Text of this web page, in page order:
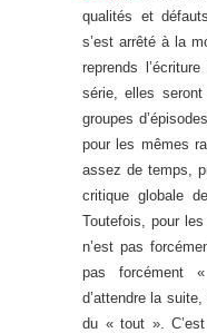
qualités et
s’est arrêté à la
reprends
série, elles
groupes
pour les mêmes
assez de temps,
critique globale
Toutefois, pour
n’est pas
pas forcément
d’attendre la
du « tout ».